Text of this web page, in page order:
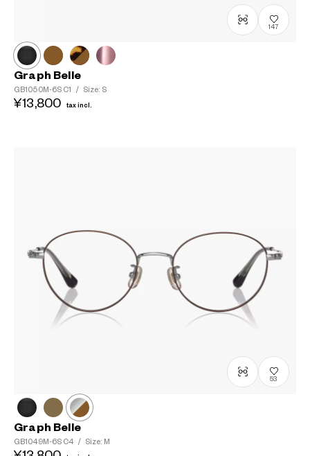
147
Graph Belle
GB1050M-6S C1 / Size: S
¥13,800 tax incl.
53
Graph Belle
GB1049M-6S C4 / Size: M